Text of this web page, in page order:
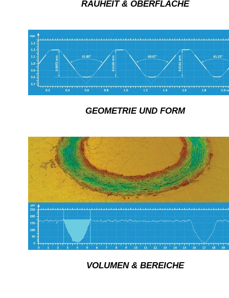
RAUHEIT & OBERFLÄCHE
GEOMETRIE UND FORM
VOLUMEN & BEREICHE